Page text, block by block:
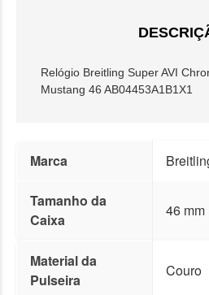
Relógio Breitling Super AVI
Mustang 46 AB04453A1B1X1
Marca
Tamanho da
Caixa
46 mm
Material da
Pulseira
Couro